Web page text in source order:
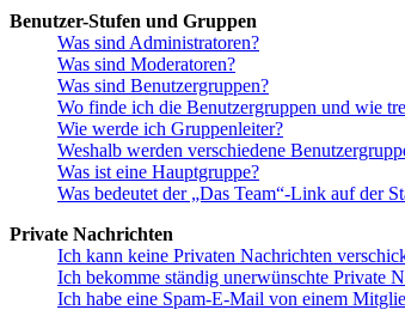
Benutzer-Stufen und Gruppen
Was sind Administratoren?
Was sind Moderatoren?
Was sind Benutzergruppen?
Wo finde ich die Benutzergruppen und wie
Wie werde ich Gruppenleiter?
Weshalb werden verschiedene
Was ist eine Hauptgruppe?
Was bedeutet der „Das Team“-Link auf der
Private Nachrichten
Ich kann keine Privaten Nachrichten
Ich bekomme ständig unerwünschte Private
Ich habe eine Spam-E-Mail von einem